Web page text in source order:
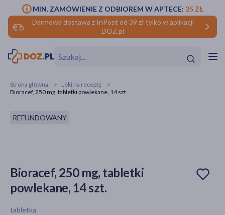
Darmowa dostawa z InPost od 39 zł tylko w aplikacji
DOZ.pl
MIN. ZAMÓWIENIE Z ODBIOREM W APTECE: 25 ZŁ
Hit
makijażu
Strona główna
Leki na receptę
Bioracef, 250 mg, tabletki powlekane, 14 szt.
REFUNDOWANY
Bioracef, 250 mg, tabletki
powlekane, 14 szt.
tabletka